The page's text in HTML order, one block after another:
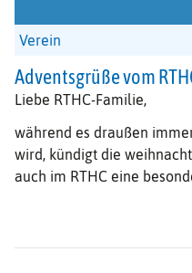
Verein
Adventsgrüße vom
Liebe RTHC-Familie,
während es draußen
wird, kündigt die
auch im RTHC eine